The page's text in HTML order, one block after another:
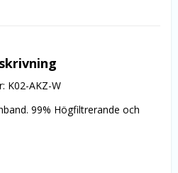
K02-AKZ-W
99% Högfiltrerande och